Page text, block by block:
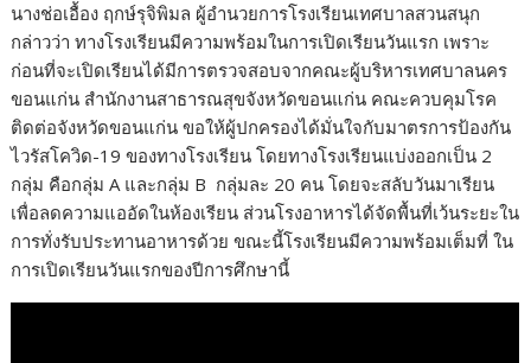
นางช่อเอื้อง ฤกษ์รุจิพิมล ผู้อำนวยการโรงเรียนเทศบาลสวนสนุก
กล่าวว่า ทางโรงเรียนมีความพร้อมในการเปิดเรียนวันแรก เพราะ
ก่อนที่จะเปิดเรียนได้มีการตรวจสอบจากคณะผู้บริหารเทศบาลนคร
ขอนแก่น สำนักงานสาธารณสุขจังหวัดขอนแก่น คณะควบคุมโรค
ติดต่อจังหวัดขอนแก่น ขอให้ผู้ปกครองได้มั่นใจกับมาตรการป้องกัน
ไวรัสโควิด-19 ของทางโรงเรียน โดยทางโรงเรียนแบ่งออกเป็น 2
กลุ่ม คือกลุ่ม A และกลุ่ม B กลุ่มละ 20 คน โดยจะสลับวันมาเรียน
เพื่อลดความแออัดในห้องเรียน ส่วนโรงอาหารได้จัดพื้นที่เว้นระยะใน
การทั่งรับประทานอาหารด้วย ขณะนี้โรงเรียนมีความพร้อมเต็มที่ ใน
การเปิดเรียนวันแรกของปีการศึกษานี้